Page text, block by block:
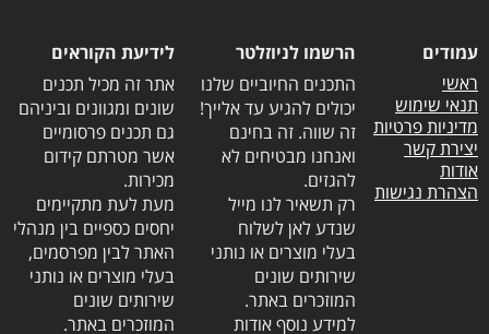
עמודים
ראשי
תנאי שימוש
מדיניות פרטיות
יצירת קשר
אודות
הצהרת נגישות
הרשמו לניוזלטר
התכנים החיוביים שלנו
יכולים להגיע עד אלייך!
זה שווה. זה בחינם
ואנחנו מבטיחים לא
להגזים.
רק תשאיר לנו מייל
שנדע לאן לשלוח
בעלי מוצרים או נותני
שירותים שונים
המוזכרים באתר.
למידע נוסף אודות
לידיעת הקוראים
אתר זה מכיל תכנים
שונים ומגוונים וביניהם
גם תכנים פרסומיים
אשר מטרתם קידום
מכירות.
מעת לעת מתקיימים
יחסים כספיים בין מנהלי
האתר לבין מפרסמים,
בעלי מוצרים או נותני
שירותים שונים
המוזכרים באתר.